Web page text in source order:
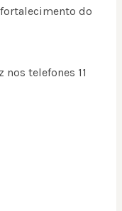
do
telefones 11